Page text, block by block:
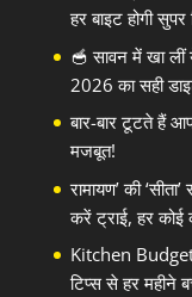
हर बाइट होगी सुपर
🥣 सावन में खा लीं
2026 का सही
बार-बार टूटते हैं
मजबूत!
रामायण’ की
करें ट्राई, हर कोई
Kitchen
टिप्स से हर महीने